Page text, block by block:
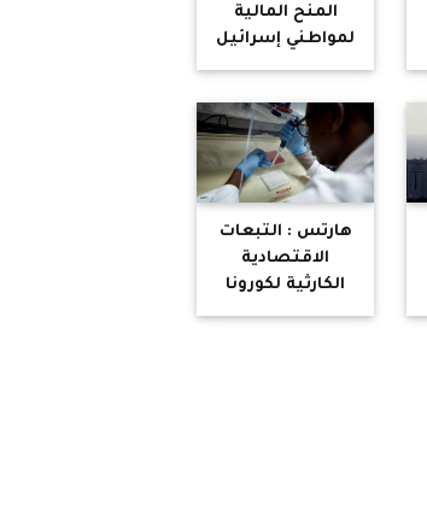
المنح المالية
لمواطني إسرائيل
للتخفيف من
هارتس : التبعات
الاقتصادية
الكارثية لكورونا